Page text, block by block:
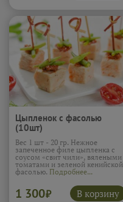
Цыпленок с фасолью
(10шт)
Вес 1 шт - 20 гр. Нежное
запеченное филе цыпленка с
соусом «свит чили», вялеными
томатами и зеленой кенийской
фасолью. Подробнее...
1 300₽ В корзину